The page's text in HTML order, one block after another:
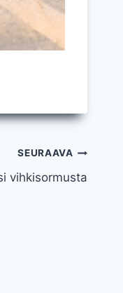
SEURAAVA
vihkisormusta